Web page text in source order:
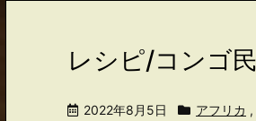
レシピ/コンゴ
2022年8月5日 アフリカ ,